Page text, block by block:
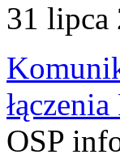
31 lipca
OSP